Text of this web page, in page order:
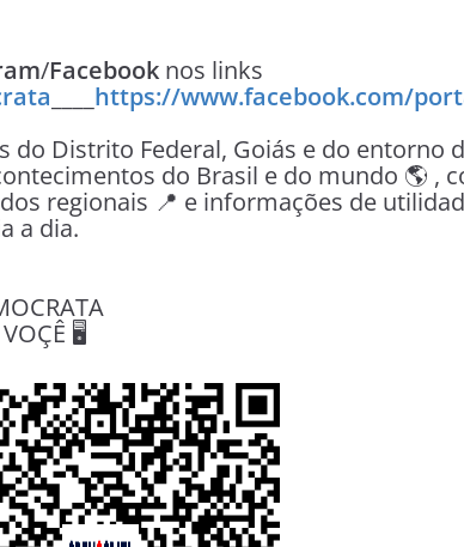
/Facebook nos links
https://www.facebook.com/
do Distrito Federal, Goiás e do entorno
do Brasil e do mundo 🌎 ,
regionais 📍 e informações de
a dia.
🖥️